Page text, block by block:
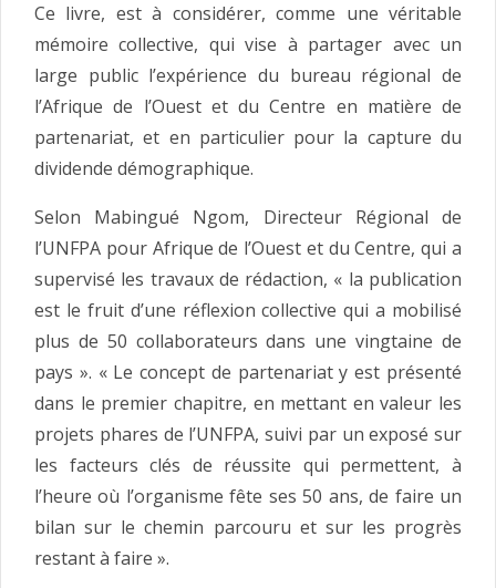
Ce livre, est à considérer, comme une véritable
mémoire collective, qui vise à partager avec un
large public l’expérience du bureau régional de
l’Afrique de l’Ouest et du Centre en matière de
partenariat, et en particulier pour la capture du
dividende démographique.
Selon Mabingué Ngom, Directeur Régional de
l’UNFPA pour Afrique de l’Ouest et du Centre, qui a
supervisé les travaux de rédaction, « la publication
est le fruit d’une réflexion collective qui a mobilisé
plus de 50 collaborateurs dans une vingtaine de
pays ». « Le concept de partenariat y est présenté
dans le premier chapitre, en mettant en valeur les
projets phares de l’UNFPA, suivi par un exposé sur
les facteurs clés de réussite qui permettent, à
l’heure où l’organisme fête ses 50 ans, de faire un
bilan sur le chemin parcouru et sur les progrès
restant à faire ».